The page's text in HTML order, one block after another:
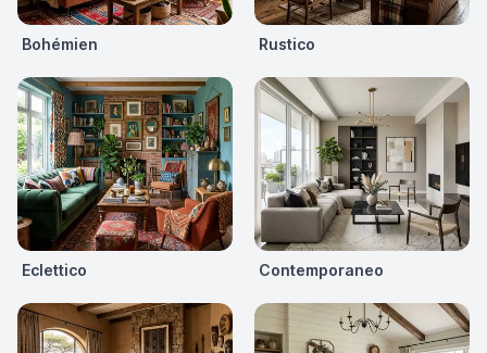
Bohémien Rustico
Eclettico Contemporaneo